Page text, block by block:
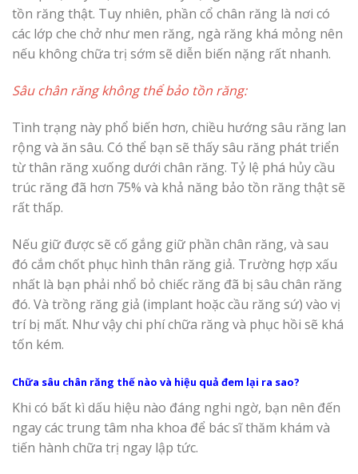
tồn răng thật. Tuy nhiên, phần cổ chân răng là nơi có
các lớp che chở như men răng, ngà răng khá mỏng nên
nếu không chữa trị sớm sẽ diễn biến nặng rất nhanh.
Sâu chân răng không thể bảo tồn răng:
Tình trạng này phổ biến hơn, chiều hướng sâu răng lan
rộng và ăn sâu. Có thể bạn sẽ thấy sâu răng phát triển
từ thân răng xuống dưới chân răng. Tỷ lệ phá hủy cầu
trúc răng đã hơn 75% và khả năng bảo tồn răng thật sẽ
rất thấp.
Nếu giữ được sẽ cố gắng giữ phần chân răng, và sau
đó cắm chốt phục hình thân răng giả. Trường hợp xấu
nhất là bạn phải nhổ bỏ chiếc răng đã bị sâu chân răng
đó. Và trồng răng giả (implant hoặc cầu răng sứ) vào vị
trí bị mất. Như vậy chi phí chữa răng và phục hồi sẽ khá
tốn kém.
Chữa sâu chân răng thế nào và hiệu quả đem lại ra sao?
Khi có bất kì dấu hiệu nào đáng nghi ngờ, bạn nên đến
ngay các trung tâm nha khoa để bác sĩ thăm khám và
tiến hành chữa trị ngay lập tức.